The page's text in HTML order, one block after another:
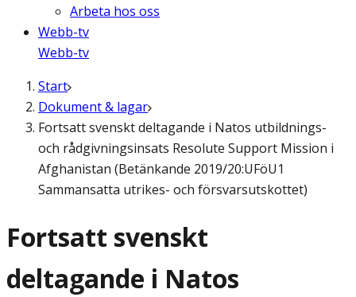
Arbeta hos oss
Webb-tv
Webb-tv
Start
Dokument & lagar
Fortsatt svenskt deltagande i Natos utbildnings-
och rådgivningsinsats Resolute Support Mission i
Afghanistan (Betänkande 2019/20:UFöU1
Sammansatta utrikes- och försvarsutskottet)
Fortsatt svenskt
deltagande i Natos